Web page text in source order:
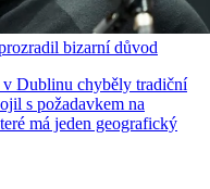
bizarní důvod
Dublinu chyběly tradiční
s požadavkem na
má jeden geografický